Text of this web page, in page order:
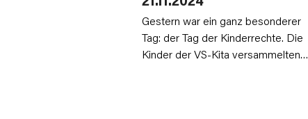
Gestern war ein ganz besonderer
Tag: der Tag der Kinderrechte. Die
Kinder der VS-Kita versammelten…